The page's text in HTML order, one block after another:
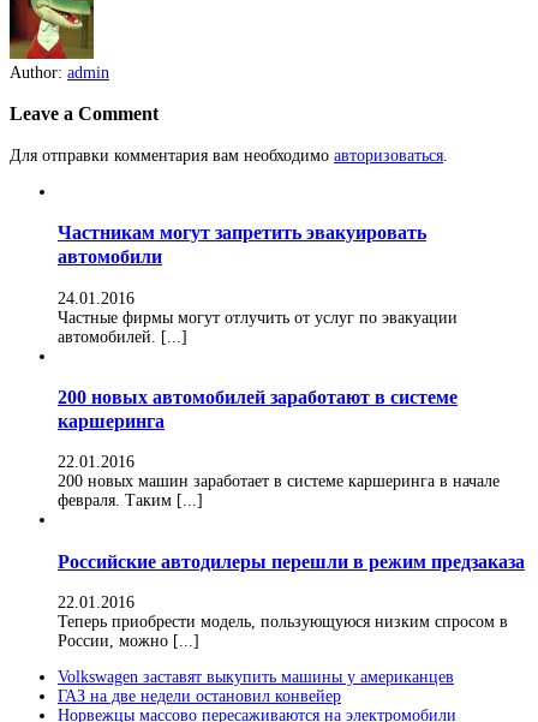
Author: admin
Leave a Comment
Для отправки комментария вам необходимо авторизоваться
Частникам могут запретить эвакуировать
автомобили
24.01.2016
Частные фирмы могут отлучить от услуг по эвакуации
автомобилей. [...]
200 новых автомобилей заработают в системе
каршеринга
22.01.2016
200 новых машин заработает в системе каршеринга в начале
февраля. Таким [...]
Российские автодилеры перешли в режим предзаказа
22.01.2016
Теперь приобрести модель, пользующуюся низким спросом в
России, можно [...]
Volkswagen заставят выкупить машины у американцев
ГАЗ на две недели остановил конвейер
Норвежцы массово пересаживаются на электромобили